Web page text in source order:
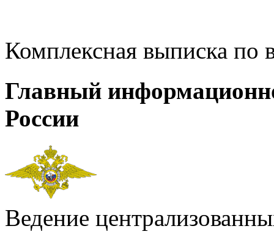
Комплексная выписка
Главный
России
Ведение